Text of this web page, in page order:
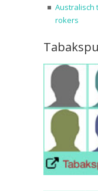
Australisch
rokers